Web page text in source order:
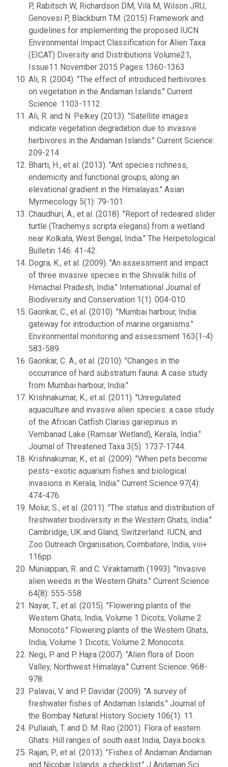
P, Rabitsch W, Richardson DM, Vilà M, Wilson JRU,
Genovesi P, Blackburn TM. (2015) Framework and
guidelines for implementing the proposed IUCN
Environmental Impact Classification for Alien Taxa
(EICAT) Diversity and Distributions Volume21,
Issue11 November 2015 Pages 1360-1363
Ali, R. (2004). "The effect of introduced herbivores
on vegetation in the Andaman Islands." Current
Science: 1103-1112.
Ali, R. and N. Pelkey (2013). "Satellite images
indicate vegetation degradation due to invasive
herbivores in the Andaman Islands." Current Science:
209-214.
Bharti, H., et al. (2013). "Ant species richness,
endemicity and functional groups, along an
elevational gradient in the Himalayas." Asian
Myrmecology 5(1): 79-101.
Chaudhuri, A., et al. (2018). "Report of redeared slider
turtle (Trachemys scripta elegans) from a wetland
near Kolkata, West Bengal, India." The Herpetological
Bulletin 146: 41-42.
Dogra, K., et al. (2009). "An assessment and impact
of three invasive species in the Shivalik hills of
Himachal Pradesh, India." International Journal of
Biodiversity and Conservation 1(1): 004-010.
Gaonkar, C., et al. (2010). "Mumbai harbour, India:
gateway for introduction of marine organisms."
Environmental monitoring and assessment 163(1-4):
583-589.
Gaonkar, C. A., et al. (2010). "Changes in the
occurrance of hard substratum fauna: A case study
from Mumbai harbour, India."
Krishnakumar, K., et al. (2011). "Unregulated
aquaculture and invasive alien species: a case study
of the African Catfish Clarias gariepinus in
Vembanad Lake (Ramsar Wetland), Kerala, India."
Journal of Threatened Taxa 3(5): 1737-1744.
Krishnakumar, K., et al. (2009). "When pets become
pests–exotic aquarium fishes and biological
invasions in Kerala, India." Current Science 97(4):
474-476.
Molur, S., et al. (2011). "The status and distribution of
freshwater biodiversity in the Western Ghats, India."
Cambridge, UK and Gland, Switzerland: IUCN, and
Zoo Outreach Organisation, Coimbatore, India, viii+
116pp.
Muniappan, R. and C. Viraktamath (1993). "Invasive
alien weeds in the Western Ghats." Current Science
64(8): 555-558.
Nayar, T., et al. (2015). "Flowering plants of the
Western Ghats, India, Volume 1 Dicots; Volume 2
Monocots." Flowering plants of the Western Ghats,
India, Volume 1 Dicots; Volume 2 Monocots.
Negi, P. and P. Hajra (2007). "Alien flora of Doon
Valley, Northwest Himalaya." Current Science: 968-
978.
Palavai, V. and P. Davidar (2009). "A survey of
freshwater fishes of Andaman Islands." Journal of
the Bombay Natural History Society 106(1): 11.
Pullaiah, T. and D. M. Rao (2001). Flora of eastern
Ghats: Hill ranges of south east India, Daya books.
Rajan, P., et al. (2013). "Fishes of Andaman Andaman
and Nicobar Islands: a checklist." J Andaman Sci